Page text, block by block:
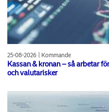
25-08-2026 | Kommande
Kassan & kronan – så arbetar
och valutarisker